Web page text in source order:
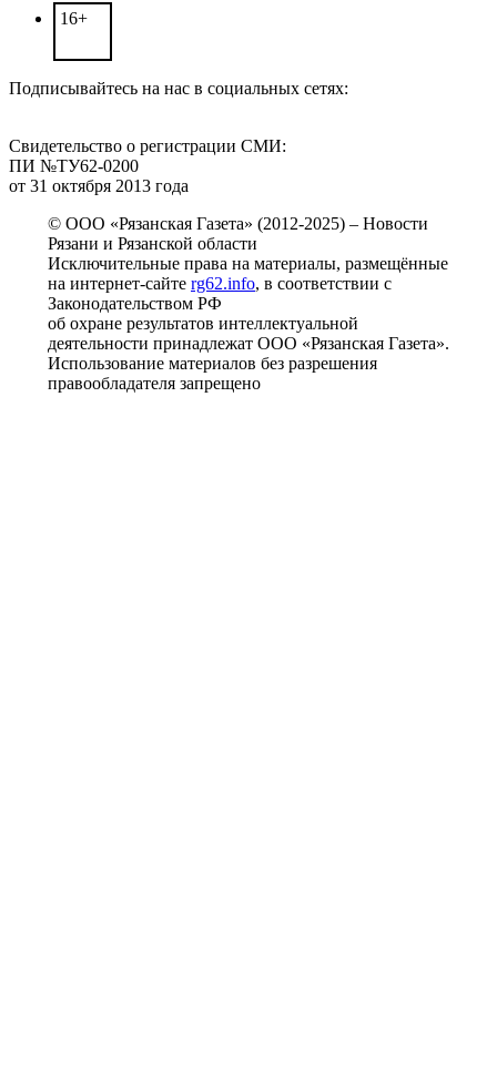
16+
Подписывайтесь на нас в социальных сетях:
Свидетельство о регистрации СМИ:
ПИ №ТУ62-0200
от 31 октября 2013 года
© ООО «Рязанская Газета» (2012-2025) – Новости
Рязани и Рязанской области
Исключительные права на материалы, размещённые
на интернет-сайте rg62.info, в соответствии с
Законодательством РФ
об охране результатов интеллектуальной
деятельности принадлежат ООО «Рязанская Газета».
Использование материалов без разрешения
правообладателя запрещено